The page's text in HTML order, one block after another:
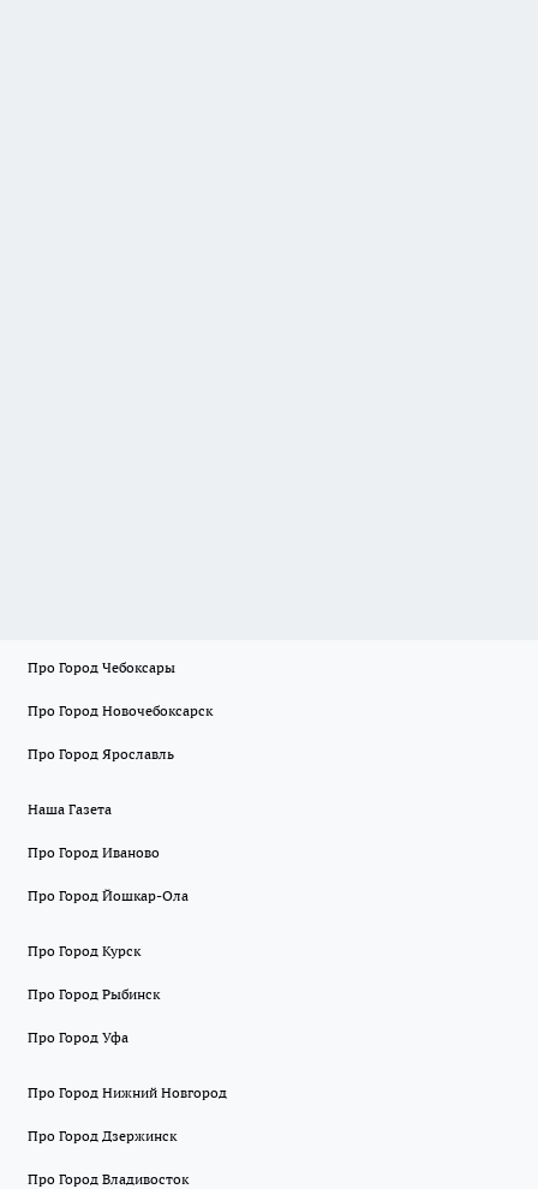
Про Город Чебоксары
Про Город Новочебоксарск
Про Город Ярославль
Наша Газета
Про Город Иваново
Про Город Йошкар-Ола
Про Город Курск
Про Город Рыбинск
Про Город Уфа
Про Город Нижний Новгород
Про Город Дзержинск
Про Город Владивосток